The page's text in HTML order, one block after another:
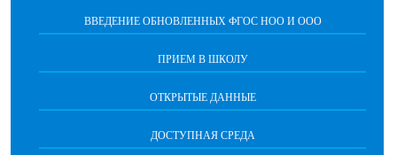
ВВЕДЕНИЕ ОБНОВЛЕННЫХ ФГОС НОО И ООО
ПРИЕМ В ШКОЛУ
ОТКРЫТЫЕ ДАННЫЕ
ДОСТУПНАЯ СРЕДА